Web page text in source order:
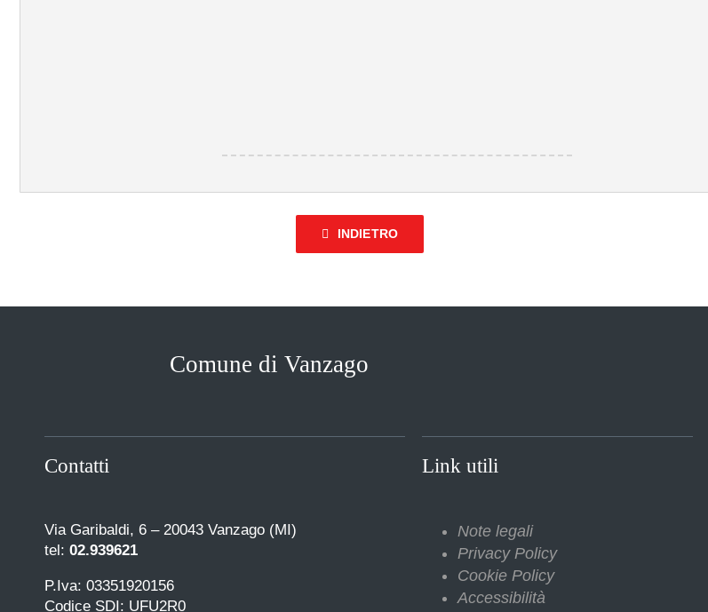
INDIETRO
Comune di Vanzago
Contatti
Via Garibaldi, 6 – 20043 Vanzago (MI)
tel: 02.939621
P.Iva: 03351920156
Codice SDI: UFU2R0
Link utili
Note legali
Privacy Policy
Cookie Policy
Accessibilità